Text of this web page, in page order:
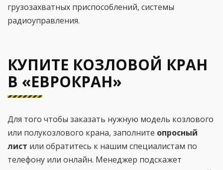
грузозахватных приспособлений, системы
радиоуправления.
КУПИТЕ КОЗЛОВОЙ КРАН
В «ЕВРОКРАН»
Для того чтобы заказать нужную модель козлового
или полукозлового крана, заполните опросный
лист или обратитесь к нашим специалистам по
телефону или онлайн. Менеджер подскажет